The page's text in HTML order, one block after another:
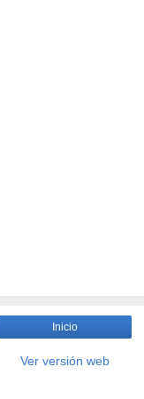
Inicio
Ver versión web